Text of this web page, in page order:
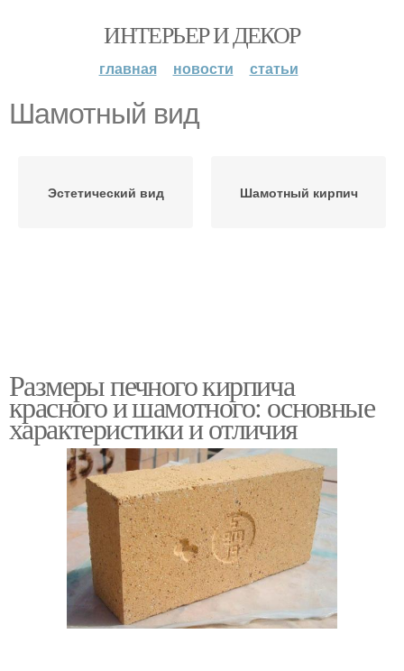
ИНТЕРЬЕР И ДЕКОР
главная новости статьи
Шамотный вид
Эстетический вид Шамотный кирпич
Размеры печного кирпича
красного и шамотного: основные
характеристики и отличия